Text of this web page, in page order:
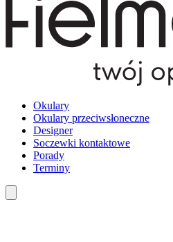
Okulary
Okulary przeciwsłoneczne
Designer
Soczewki kontaktowe
Porady
Terminy